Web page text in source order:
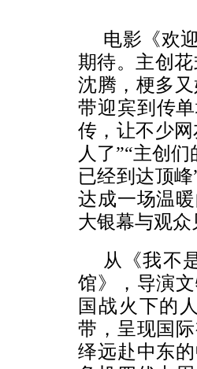
电影《欢
期待。主创
沈腾，梗多
带迎宾到传
传，让不少
人了”“主创
已经到达顶
达成一场温
大银幕与观
从《我不
馆》，导演
国战火下的
带，呈现国
绎远赴中东